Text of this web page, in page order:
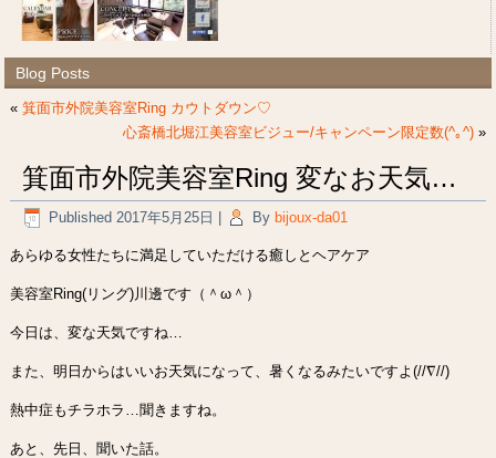
Blog Posts
«箕面市外院美容室Ring カウトダウン♡
心斎橋北堀江美容室ビジュー/キャンペーン限定数(^｡^)»
箕面市外院美容室Ring 変なお天気…
Published 2017年5月25日 By bijoux-da01
あらゆる女性たちに満足していただける癒しとヘアケア
美容室Ring(リング)川邊です（＾ω＾）
今日は、変な天気ですね…
また、明日からはいいお天気になって、暑くなるみたいですよ(//∇//)
熱中症もチラホラ…聞きますね。
あと、先日、聞いた話。